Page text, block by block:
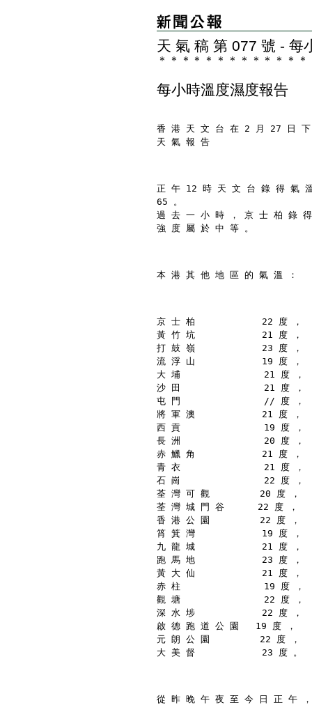
天 氣 稿 第 077 號 - 每
＊ ＊ ＊ ＊ ＊ ＊ ＊ ＊ ＊ ＊ ＊ ＊ ＊
每小時溫度濕度報告
香 港 天 文 台 在 2 月 27 日
天 氣 報 告
正 午 12 時 天 文 台 錄 得 氣
65 。
過 去 一 小 時 ， 京 士 柏 錄
強 度 屬 於 中 等 。
本 港 其 他 地 區 的 氣 溫 ：
京 士 柏            22 度 ，
黃 竹 坑            21 度 ，
打 鼓 嶺            23 度 ，
流 浮 山            19 度 ，
大 埔               21 度 ，
沙 田               21 度 ，
屯 門               // 度 ，
將 軍 澳            21 度 ，
西 貢               19 度 ，
長 洲               20 度 ，
赤 鱲 角            21 度 ，
青 衣               21 度 ，
石 崗               22 度 ，
荃 灣 可 觀         20 度 ，
荃 灣 城 門 谷      22 度 ，
香 港 公 園         22 度 ，
筲 箕 灣            19 度 ，
九 龍 城            21 度 ，
跑 馬 地            23 度 ，
黃 大 仙            21 度 ，
赤 柱               19 度 ，
觀 塘               22 度 ，
深 水 埗            22 度 ，
啟 德 跑 道 公 園   19 度 ，
元 朗 公 園         22 度 ，
大 美 督            23 度 。
從 昨 晚 午 夜 至 今 日 正 午